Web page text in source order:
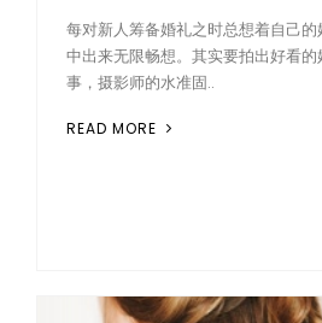
每对新人筹备婚礼之时总想着自己
中出来无限畅想。其实要拍出好看
事，摄影师的水准固..
READ MORE